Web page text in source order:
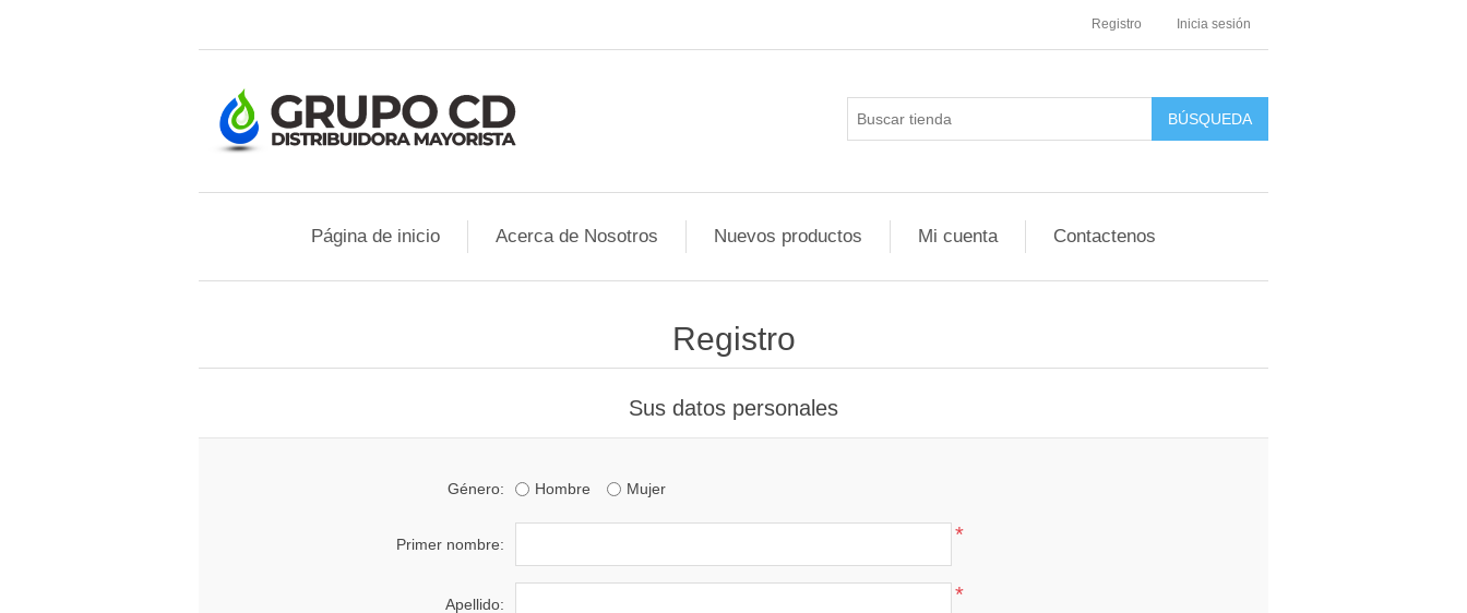
Registro Inicia sesión
Página de inicio Acerca de Nosotros Nuevos productos Mi cuenta Contactenos
Registro
Sus datos personales
Género: Hombre Mujer
Primer nombre: *
Apellido: *